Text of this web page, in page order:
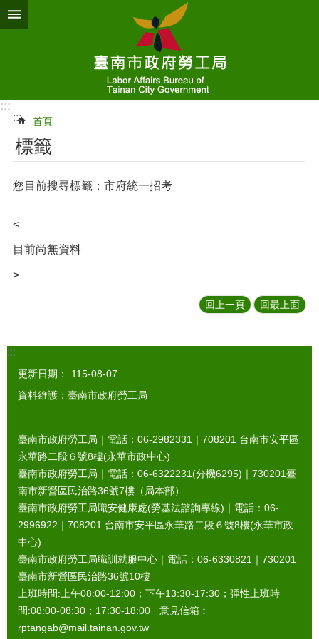
跳到主要內容區塊
:::
:::
首頁
標籤
您目前搜尋標籤：市府統一招考
<
目前尚無資料
>
回上一頁 回最上面
:::
更新日期：
115-08-07
資料維護：臺南市政府勞工局
臺南市政府勞工局｜電話：06-2982331｜ 708201 台南市安平區
永華路二段６號8樓(永華市政中心)
臺南市政府勞工局｜電話：06-6322231(分機6295)｜ 730201臺
南市新營區民治路36號7樓（局本部）
臺南市政府勞工局職安健康處(勞基法諮詢專線)｜電話：06-
2996922｜ 708201 台南市安平區永華路二段６號8樓(永華市政
中心)
臺南市政府勞工局職訓就服中心｜電話：06-6330821｜ 730201
臺南市新營區民治路36號10樓
上班時間:上午08:00-12:00；下午13:30-17:30；彈性上班時
間:08:00-08:30；17:30-18:00 意見信箱︰
rptangab@mail.tainan.gov.tw